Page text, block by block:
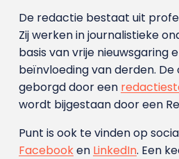
De redactie bestaat uit
Zij werken in journalistieke
basis van vrije nieuwsgaring
beïnvloeding van derden. De
geborgd door een
wordt bijgestaan door een
Punt is ook te vinden op
Facebooken LinkedIn. Een